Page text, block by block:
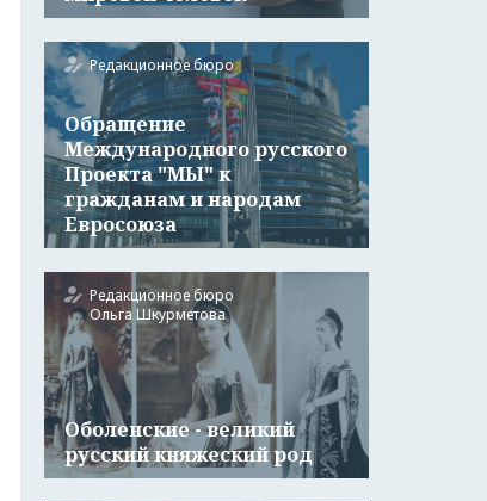
Редакционное бюро
Обращение
Международного русского
Проекта "МЫ" к
гражданам и народам
Евросоюза
Редакционное бюро
Ольга Шкурметова
Оболенские - великий
русский княжеский род